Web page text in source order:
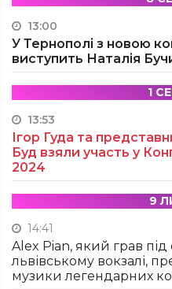
13:00
У Тернополі з новою
виступить Наталія
1
13:53
Ігор Гуда та
Буд взяли участь у
2024
9
14:41
Alex Pian, який грав
львівському вокзалі,
музики легендарних